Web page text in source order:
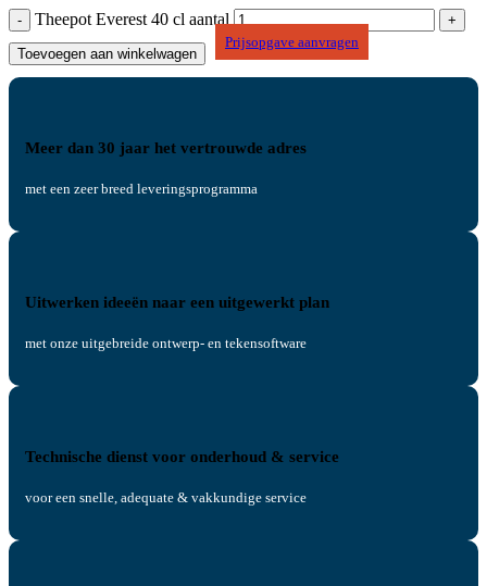
Theepot Everest 40 cl aantal
Toevoegen aan winkelwagen
Prijsopgave aanvragen
Meer dan 30 jaar het vertrouwde adres
met een zeer breed leveringsprogramma
Uitwerken ideeën naar een uitgewerkt plan
met onze uitgebreide ontwerp- en tekensoftware
Technische dienst voor onderhoud & service
voor een snelle, adequate & vakkundige service